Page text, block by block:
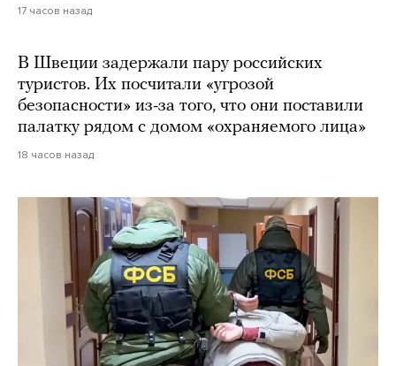
17 часов назад
В Швеции задержали пару российских
туристов. Их посчитали «угрозой
безопасности» из-за того, что они поставили
палатку рядом с домом «охраняемого лица»
18 часов назад